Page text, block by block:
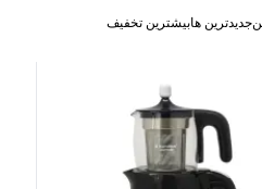
جدیدترین هابیشترین تخفیف